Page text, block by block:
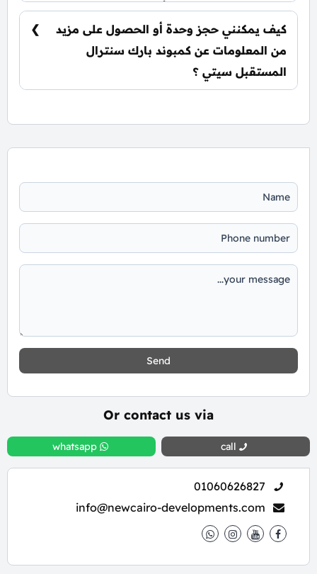
يتم تسليم الوحدات خلال أربع سنوات من تاريخ
التعاقد، مع إمكانية التسليم نصف تشطيب أو
تشطيب كامل حسب رغبة العميل.
كيف يمكنني حجز وحدة أو الحصول على مزيد
من المعلومات عن كمبوند بارك سنترال
المستقبل سيتي ؟
Send
Or contact us via
call
whatsapp
01060626827
info@newcairo-developments.com